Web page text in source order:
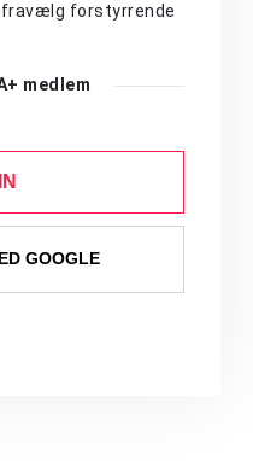
fravælg forstyrrende
medlem
GOOGLE